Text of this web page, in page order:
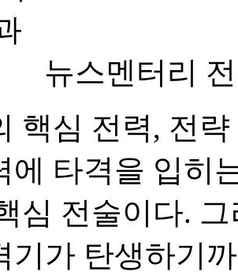
뉴스멘터리
핵심 전력, 전
에 타격을 입히
심 전술이다.
기가 탄생하기